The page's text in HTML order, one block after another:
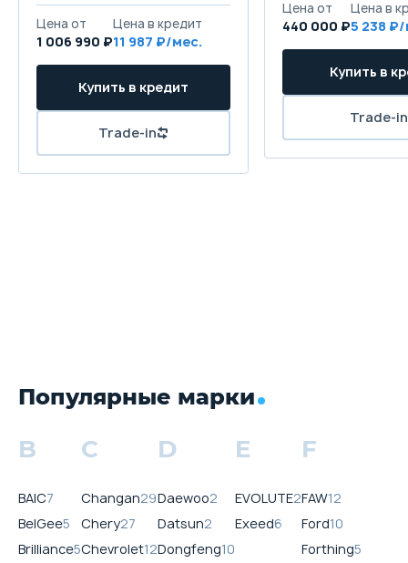
1 006 990 ₽11 987
440 000 ₽5 238
Популярные марки
B
BAIC7
BelGee5
Brilliance5
C
Changan29
Chery27
Chevrolet12
D
Daewoo2
Datsun2
Dongfeng10
E
EVOLUTE2
Exeed6
F
FAW12
Ford10
Forthing5